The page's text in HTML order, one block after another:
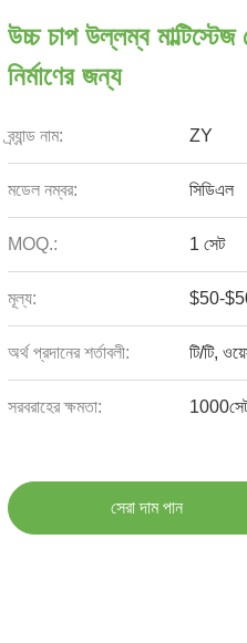
উচ্চ চাপ উল্লম্ব মাল্টিস্টেজ
নির্মাণের জন্য
ব্র্যান্ড নাম: ZY
মডেল নম্বর: সিডিএল
MOQ.: 1 সেট
মূল্য: $50-
অর্থ প্রদানের শর্তাবলী: টি/টি,
সরবরাহের ক্ষমতা:
সেরা দাম পান